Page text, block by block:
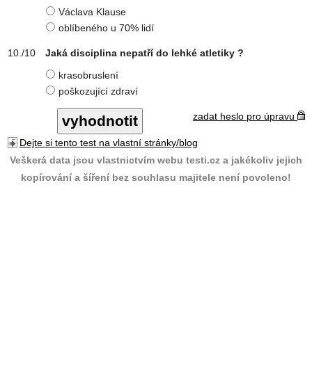
Václava Klause
oblíbeného u 70% lidí
Jaká disciplina nepatří do lehké atletiky ?
krasobruslení
poškozující zdraví
zadat heslo pro úpravu
Dejte si tento test na vlastní stránky/blog
Veškerá data jsou vlastnictvím webu testi.cz a jakékoliv jejich
kopírování a šíření bez souhlasu majitele není povoleno!